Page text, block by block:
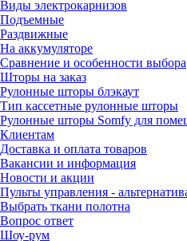
Виды электрокарнизов
Подъемные
Раздвижные
На аккумуляторе
Сравнение и особенности выбора
Шторы на заказ
Рулонные шторы блэкаут
Тип кассетные рулонные шторы
Рулонные шторы Somfy для
Клиентам
Доставка и оплата товаров
Вакансии и информация
Новости и акции
Пульты управления -
Выбрать ткани полотна
Вопрос ответ
Шоу-рум